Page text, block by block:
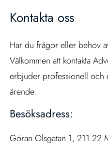
Kontakta oss
Har du frågor eller behov
Välkommen att kontakta
erbjuder professionell och
ärende.
Besöksadress:
Göran Olsgatan 1, 211 22